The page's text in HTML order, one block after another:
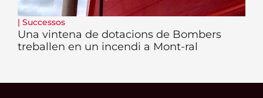
| Successos
Una vintena de dotacions de Bombers
treballen en un incendi a Mont-ral